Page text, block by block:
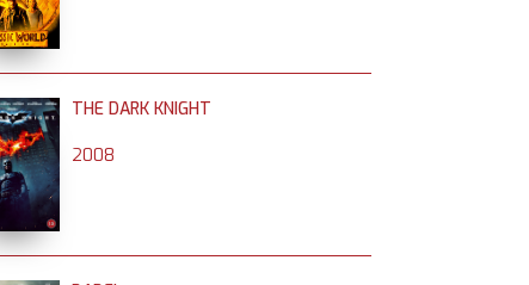
THE DARK KNIGHT
2008